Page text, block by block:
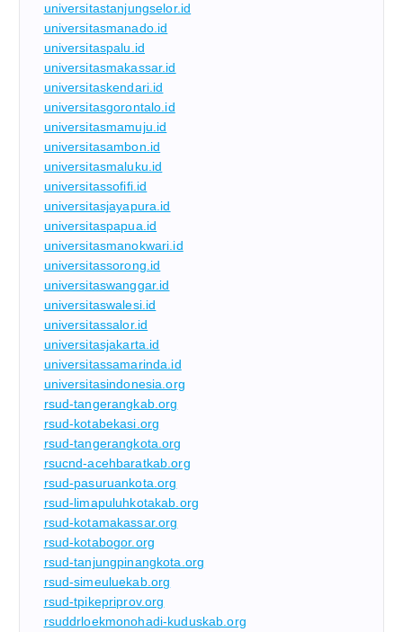
universitastanjungselor.id
universitasmanado.id
universitaspalu.id
universitasmakassar.id
universitaskendari.id
universitasgorontalo.id
universitasmamuju.id
universitasambon.id
universitasmaluku.id
universitassofifi.id
universitasjayapura.id
universitaspapua.id
universitasmanokwari.id
universitassorong.id
universitaswanggar.id
universitaswalesi.id
universitassalor.id
universitasjakarta.id
universitassamarinda.id
universitasindonesia.org
rsud-tangerangkab.org
rsud-kotabekasi.org
rsud-tangerangkota.org
rsucnd-acehbaratkab.org
rsud-pasuruankota.org
rsud-limapuluhkotakab.org
rsud-kotamakassar.org
rsud-kotabogor.org
rsud-tanjungpinangkota.org
rsud-simeuluekab.org
rsud-tpikepriprov.org
rsuddrloekmonohadi-kuduskab.org